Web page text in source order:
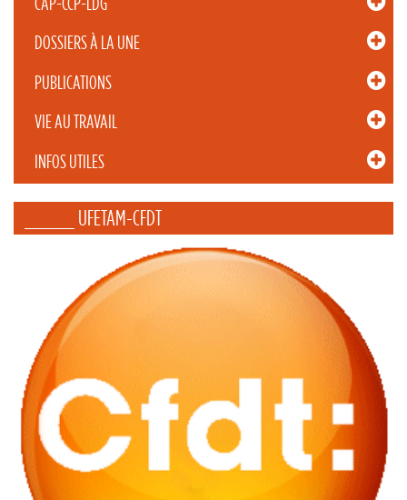
DOSSIERS À LA UNE
PUBLICATIONS
VIE AU TRAVAIL
INFOS UTILES
_____ UFETAM-CFDT